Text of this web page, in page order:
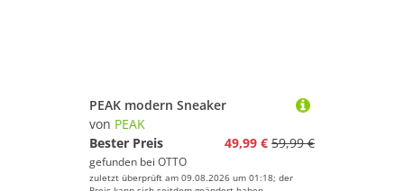
PEAK modern Sneaker
von PEAK
Bester Preis
49,99 € 59,99 €
gefunden bei OTTO
zuletzt überprüft am 09.08.2026 um 01:18; der